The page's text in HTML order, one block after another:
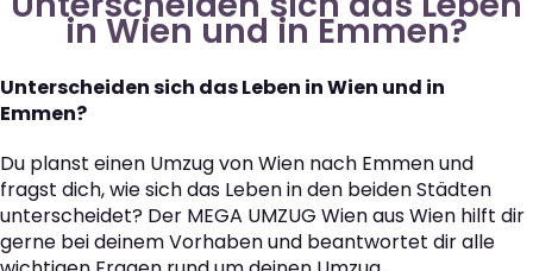
in Wien und in Emmen?
Unterscheiden sich das Leben in Wien und in
Emmen?
Du planst einen Umzug von Wien nach Emmen und
fragst dich, wie sich das Leben in den beiden Städten
unterscheidet? Der MEGA UMZUG Wien aus Wien hilft dir
gerne bei deinem Vorhaben und beantwortet dir alle